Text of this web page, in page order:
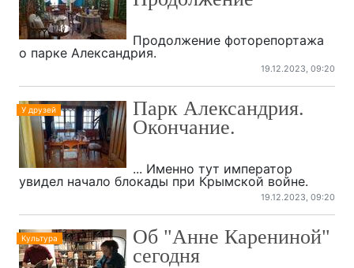
Продолжение фоторепортажа
о парке Александрия.
19.12.2023, 09:20
У друзей
Парк Александрия.
Окончание.
... Именно тут император
увидел начало блокады при Крымской войне.
19.12.2023, 09:20
Культура
Об "Анне Карениной"
сегодня